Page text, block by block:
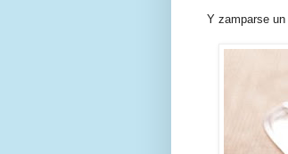
Y zamparse un